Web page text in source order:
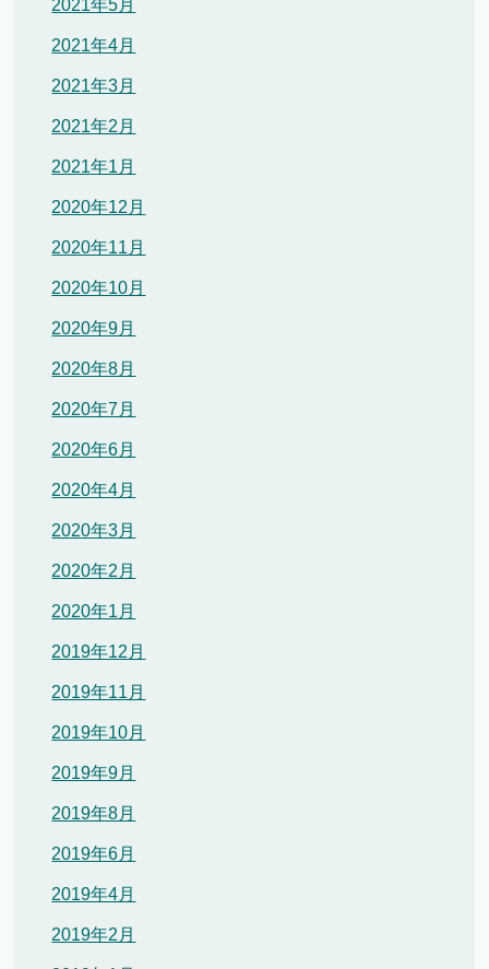
2021年5月
2021年4月
2021年3月
2021年2月
2021年1月
2020年12月
2020年11月
2020年10月
2020年9月
2020年8月
2020年7月
2020年6月
2020年4月
2020年3月
2020年2月
2020年1月
2019年12月
2019年11月
2019年10月
2019年9月
2019年8月
2019年6月
2019年4月
2019年2月